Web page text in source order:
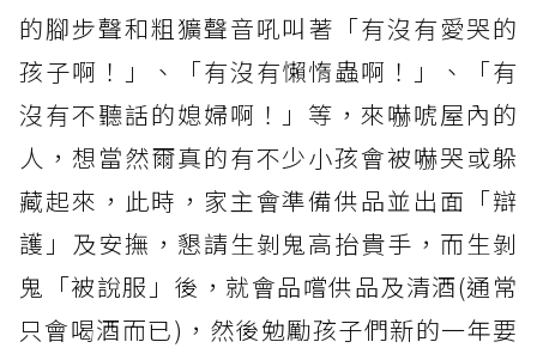
的腳步聲和粗獷聲音吼叫著「有沒有愛哭的
孩子啊！」、「有沒有懶惰蟲啊！」、「有
沒有不聽話的媳婦啊！」等，來嚇唬屋內的
人，想當然爾真的有不少小孩會被嚇哭或躲
藏起來，此時，家主會準備供品並出面「辯
護」及安撫，懇請生剝鬼高抬貴手，而生剝
鬼「被說服」後，就會品嚐供品及清酒(通常
只會喝酒而已)，然後勉勵孩子們新的一年要